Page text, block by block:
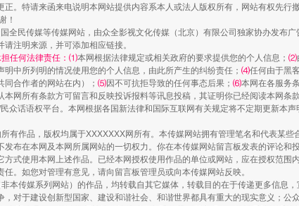
正。特请来函来电说明本网站提供内容系本人或法人版权所有，网站有权先行
！
全民传媒等传媒网站，由众全影视文化传媒（北京）有限公司独家协办发布
注明来源，并可添加相应链接。
担任何法律责任：⑴本网根据法律规定或相关政府的要求提供您的个人信息； ⑵
中所列明的情况使用您的个人信息，由此所产生的纠纷责任； ⑷任何由于黑
同合作者的网站在内）； ⑸因不可抗拒导致的任何事态后果； ⑹本网在各服务
本网所有条款方可留言和反映投诉报料等讯息投稿，其证明你已经阅读本网条
众话语权平台。本网根据各国新法律和国际互联网有关规定将不定期更新本声
有作品，版权均属于XXXXXXX网所有。本传媒网站拥有管理笔名和代表某
发布在本网及本网所属网站的一切权力。你在本传媒网站留言板发表的评论和
式使用本网上述作品。已经本网授权使用作品的单位或网站，应在授权范围
。如您对管理有意见，请向留言板管理员或向本传媒网站反映。
非本传媒系列网站）的作品，均转载自其它媒体，转载目的在于传递更多信息
，对于建设创新型国家、建设和谐社会、和谐世界都具有重大的现实意义；公